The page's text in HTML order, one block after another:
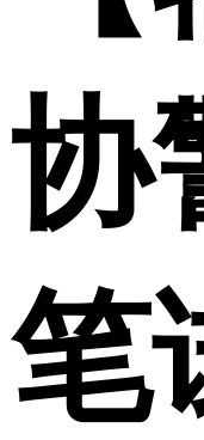
协
笔